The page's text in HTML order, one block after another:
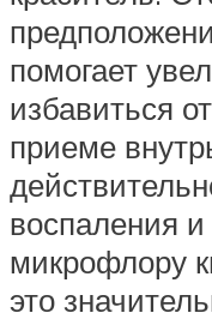
помогает
избавиться
приеме
воспаления
микрофлору
это